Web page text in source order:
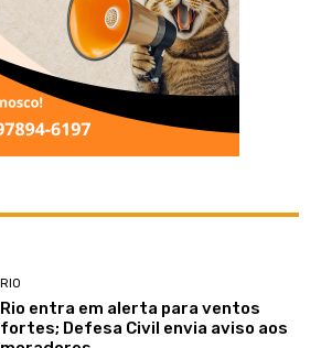
RIO
Rio entra em alerta para ventos
fortes; Defesa Civil envia aviso aos